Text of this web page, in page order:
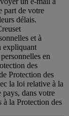
part de votre
délais.
et à
expliquant
en
des
Protection des
la loi relative à la
pays, dans votre
la Protection des